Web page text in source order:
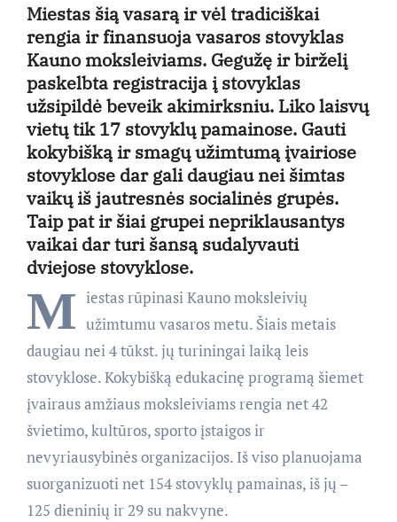
Miestas šią vasarą ir vėl tradiciškai
rengia ir finansuoja vasaros stovyklas
Kauno moksleiviams. Gegužę ir birželį
paskelbta registracija į stovyklas
užsipildė beveik akimirksniu. Liko laisvų
vietų tik 17 stovyklų pamainose. Gauti
kokybišką ir smagų užimtumą įvairiose
stovyklose dar gali daugiau nei šimtas
vaikų iš jautresnės socialinės grupės.
Taip pat ir šiai grupei nepriklausantys
vaikai dar turi šansą sudalyvauti
dviejose stovyklose.
M iestas rūpinasi Kauno moksleivių
užimtumu vasaros metu. Šiais metais
daugiau nei 4 tūkst. jų turiningai laiką leis
stovyklose. Kokybišką edukacinę programą šiemet
įvairaus amžiaus moksleiviams rengia net 42
švietimo, kultūros, sporto įstaigos ir
nevyriausybinės organizacijos. Iš viso planuojama
suorganizuoti net 154 stovyklų pamainas, iš jų –
125 dieninių ir 29 su nakvyne.